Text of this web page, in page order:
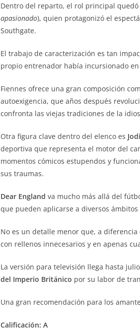
Dentro del reparto, el rol principal
apasionado), quien protagonizó el
Southgate.
El trabajo de caracterización es tan
propio entrenador había incursionado
Fiennes ofrece una gran composición
autoexigencia, que años después
confronta las viejas tradiciones de la
Otra figura clave dentro del elenco es
deportiva que representa el motor del
momentos cómicos estupendos y
sus traumas.
Dear England va mucho más allá del
que pueden aplicarse a diversos
No es un detalle menor que, a
con rellenos innecesarios y en apenas
La versión para televisión llega hasta
del Imperio Británico por su labor de
Una gran recomendación para los
Calificación: A